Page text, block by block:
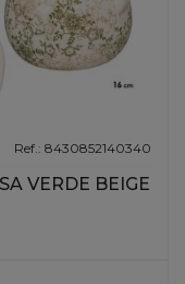
Ref.: 8430852140340
VERDE BEIGE